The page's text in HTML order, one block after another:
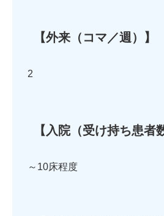
【外来（コマ／週）】
2
【入院（受け持ち患者
～10床程度